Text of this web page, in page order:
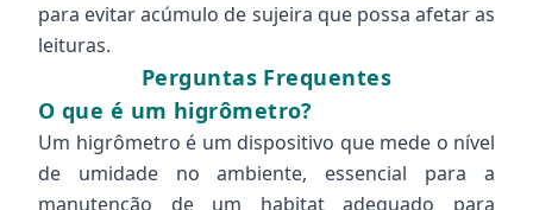
para evitar acúmulo de sujeira que possa afetar as
leituras.
Perguntas Frequentes
O que é um higrômetro?
Um higrômetro é um dispositivo que mede o nível
de umidade no ambiente, essencial para a
manutenção de um habitat adequado para